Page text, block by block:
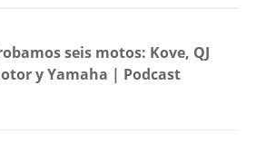
seis motos: Kove, QJ
y Yamaha | Podcast